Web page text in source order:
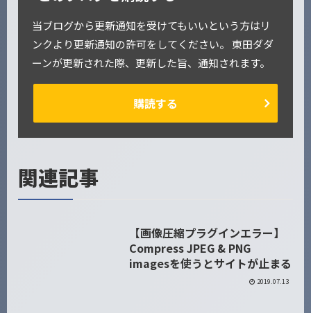
当ブログから更新通知を受けてもいいという方はリ
ンクより更新通知の許可をしてください。 東田ダダ
ーンが更新された際、更新した旨、通知されます。
購読する
関連記事
【画像圧縮プラグインエラー】
Compress JPEG & PNG
imagesを使うとサイトが止まる
2019.07.13